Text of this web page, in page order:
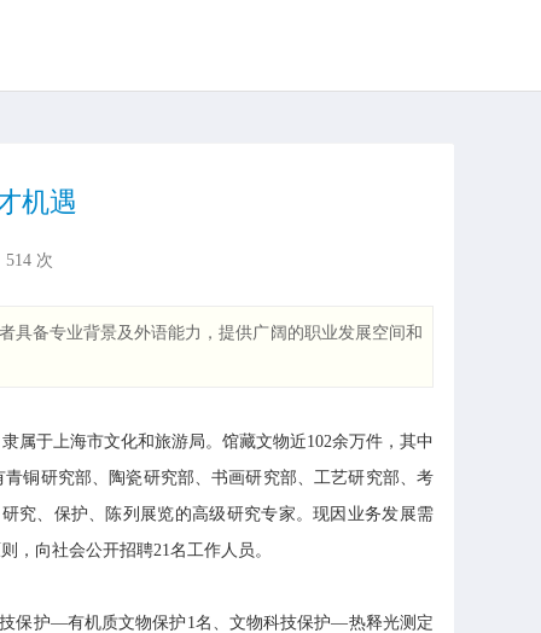
机遇
514 次
具备专业背景及外语能力，提供广阔的职业发展空间和
于上海市文化和旅游局。馆藏文物近102余万件，其中
铜研究部、陶瓷研究部、书画研究部、工艺研究部、考
究、保护、陈列展览的高级研究专家。现因业务发展需
，向社会公开招聘21名工作人员。
保护—有机质文物保护1名、文物科技保护—热释光测定